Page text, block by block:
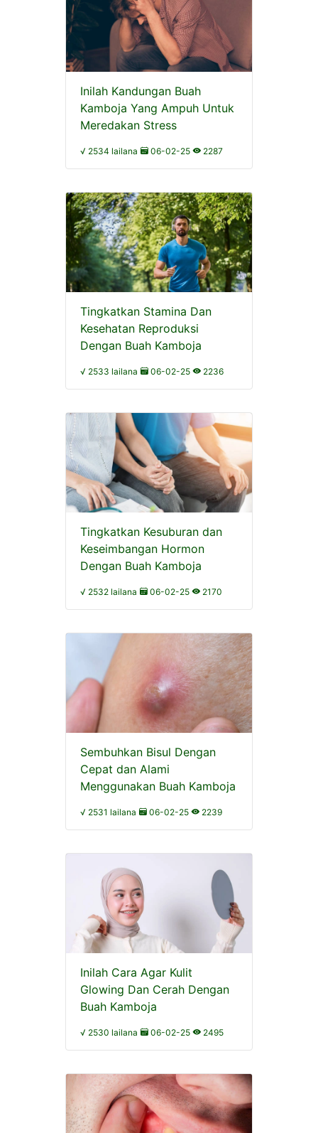
Inilah Kandungan Buah
Kamboja Yang Ampuh Untuk
Meredakan Stress
√ 2534 lailana 06-02-25 2287
Tingkatkan Stamina Dan
Kesehatan Reproduksi
Dengan Buah Kamboja
√ 2533 lailana 06-02-25 2236
Tingkatkan Kesuburan dan
Keseimbangan Hormon
Dengan Buah Kamboja
√ 2532 lailana 06-02-25 2170
Sembuhkan Bisul Dengan
Cepat dan Alami
Menggunakan Buah Kamboja
√ 2531 lailana 06-02-25 2239
Inilah Cara Agar Kulit
Glowing Dan Cerah Dengan
Buah Kamboja
√ 2530 lailana 06-02-25 2495